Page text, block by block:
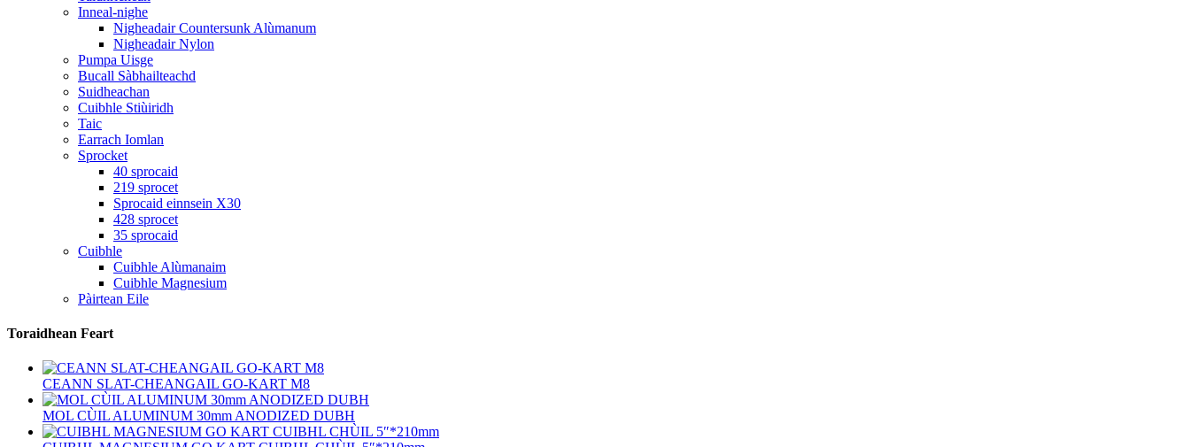
Inneal-nighe
Nigheadair Countersunk Alùmanum
Nigheadair Nylon
Pumpa Uisge
Bucall Sàbhailteachd
Suidheachan
Cuibhle Stiùiridh
Taic
Earrach Iomlan
Sprocket
40 sprocaid
219 sprocet
Sprocaid einnsein X30
428 sprocet
35 sprocaid
Cuibhle
Cuibhle Alùmanaim
Cuibhle Magnesium
Pàirtean Eile
Toraidhean Feart
CEANN SLAT-CHEANGAIL GO-KART M8
MOL CÙIL ALUMINUM 30mm ANODIZED DUBH